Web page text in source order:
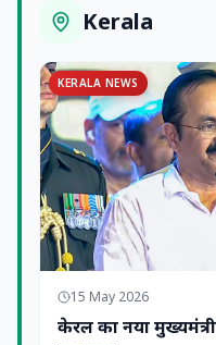
Kerala
KERALA NEWS
15 May 2026
केरल का नया